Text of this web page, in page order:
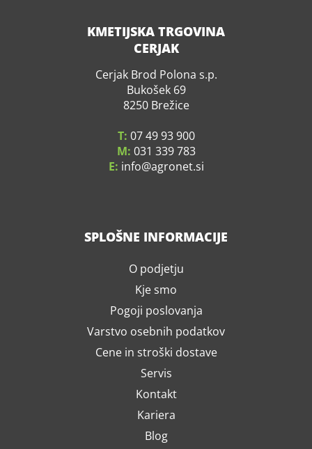
KMETIJSKA TRGOVINA
CERJAK
Cerjak Brod Polona s.p.
Bukošek 69
8250 Brežice
T: 07 49 93 900
M: 031 339 783
E: info agronet.si
SPLOŠNE INFORMACIJE
O podjetju
Kje smo
Pogoji poslovanja
Varstvo osebnih podatkov
Cene in stroški dostave
Servis
Kontakt
Kariera
Blog